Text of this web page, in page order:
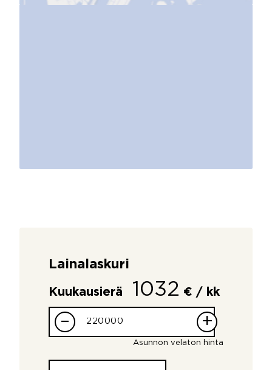
Lainalaskuri
Kuukausierä 1032 € / kk
– +
Asunnon velaton hinta